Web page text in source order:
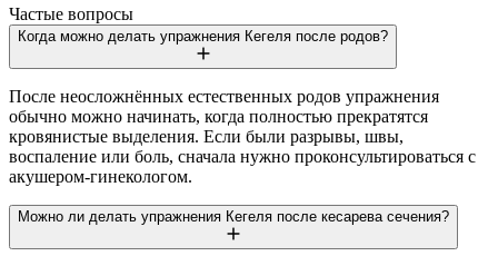
Частые вопросы
Когда можно делать упражнения Кегеля после родов?
После неосложнённых естественных родов упражнения
обычно можно начинать, когда полностью прекратятся
кровянистые выделения. Если были разрывы, швы,
воспаление или боль, сначала нужно проконсультироваться с
акушером-гинекологом.
Можно ли делать упражнения Кегеля после кесарева сечения?